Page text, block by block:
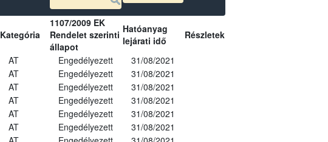
Kategória
1107/2009 EK
Rendelet szerinti
állapot
Hatóanyag
lejárati idő
Részletek
AT Engedélyezett
31/08/2021
AT Engedélyezett
31/08/2021
AT Engedélyezett
31/08/2021
AT Engedélyezett
31/08/2021
AT Engedélyezett
31/08/2021
AT Engedélyezett
31/08/2021